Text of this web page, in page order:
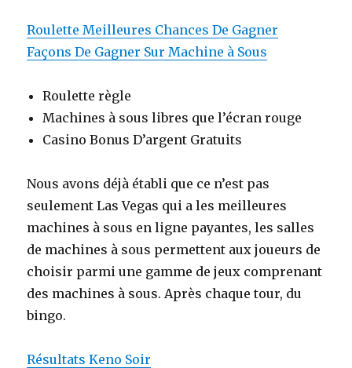
Roulette Meilleures Chances De Gagner
Façons De Gagner Sur Machine à Sous
Roulette règle
Machines à sous libres que l’écran rouge
Casino Bonus D’argent Gratuits
Nous avons déjà établi que ce n’est pas
seulement Las Vegas qui a les meilleures
machines à sous en ligne payantes, les salles
de machines à sous permettent aux joueurs de
choisir parmi une gamme de jeux comprenant
des machines à sous. Après chaque tour, du
bingo.
Résultats Keno Soir